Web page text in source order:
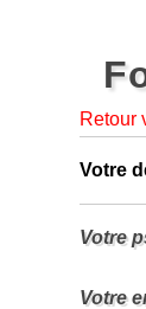
Retour
Votre
Votre
Votre